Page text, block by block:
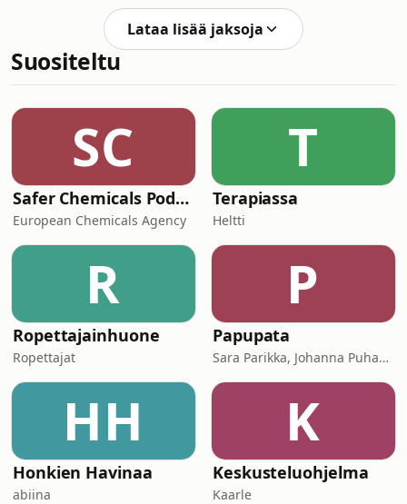
jääneet kalkkunavoileivät. Auto ja
mies olivat kadonneet. Samaan aikaan
2 500 kilometrin
miestä katosi jäljettömiin kahdessa
erillisessä katoamistapauksessa.
Samana päivänä Göteborgissa
suoritettiin myös yksi
pankkiryöstöistä.Olivatko ryöstö ja
katoamistapaukset yhteydessä
toisiinsa, vai onko kyseessä pelkkä
sattuma? Entä liittyivätkö
Lataa lisää jaksoja
Suositeltu
SC
Safer Chemicals Podcast
European Chemicals Agency
T
Terapiassa
Heltti
R
Ropettajainhuone
Ropettajat
P
Papupata
Sara Parikka, Johanna Puhakka
HH
Honkien Havinaa
abiina
K
Keskusteluohjelma
Kaarle